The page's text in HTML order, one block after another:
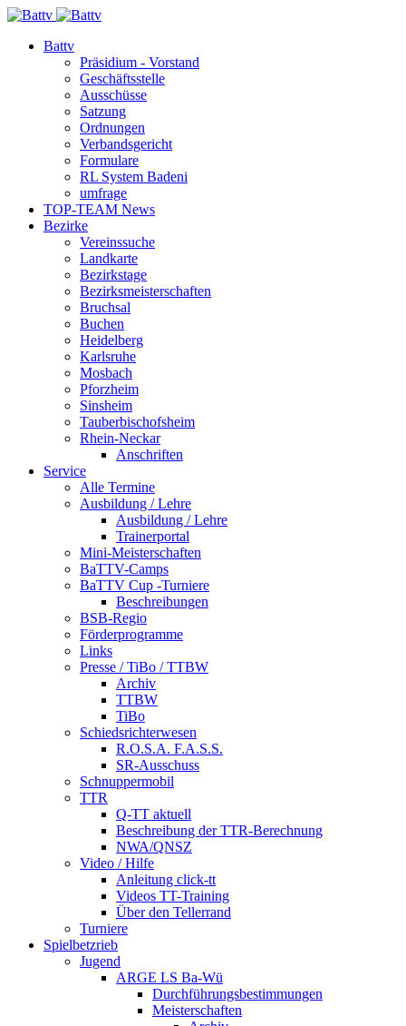
Battv
Präsidium - Vorstand
Geschäftsstelle
Ausschüsse
Satzung
Ordnungen
Verbandsgericht
Formulare
RL System Badeni
umfrage
TOP-TEAM News
Bezirke
Vereinssuche
Landkarte
Bezirkstage
Bezirksmeisterschaften
Bruchsal
Buchen
Heidelberg
Karlsruhe
Mosbach
Pforzheim
Sinsheim
Tauberbischofsheim
Rhein-Neckar
Anschriften
Service
Alle Termine
Ausbildung / Lehre
Ausbildung / Lehre
Trainerportal
Mini-Meisterschaften
BaTTV-Camps
BaTTV Cup -Turniere
Beschreibungen
BSB-Regio
Förderprogramme
Links
Presse / TiBo / TTBW
Archiv
TTBW
TiBo
Schiedsrichterwesen
R.O.S.A. F.A.S.S.
SR-Ausschuss
Schnuppermobil
TTR
Q-TT aktuell
Beschreibung der TTR-Berechnung
NWA/QNSZ
Video / Hilfe
Anleitung click-tt
Videos TT-Training
Über den Tellerrand
Turniere
Spielbetzrieb
Jugend
ARGE LS Ba-Wü
Durchführungsbestimmungen
Meisterschaften